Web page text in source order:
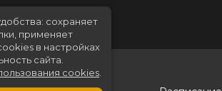
сохраняет
применяет
в настройках
сайта.
cookies